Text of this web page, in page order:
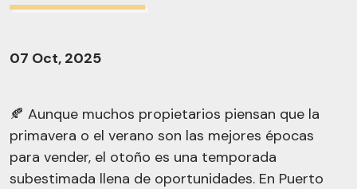
07 Oct, 2025
🍂 Aunque muchos propietarios piensan que la
primavera o el verano son las mejores épocas
para vender, el otoño es una temporada
subestimada llena de oportunidades. En Puerto